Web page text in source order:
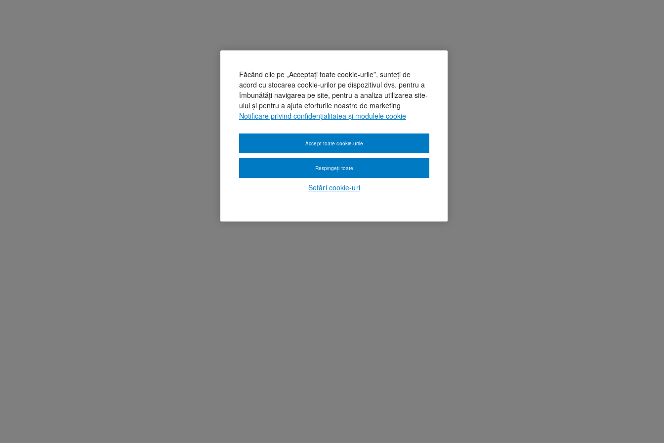
Făcând clic pe „Acceptați toate cookie-urile”, sunteți de
acord cu stocarea cookie-urilor pe dispozitivul dvs. pentru a
îmbunătăți navigarea pe site, pentru a analiza utilizarea site-
ului și pentru a ajuta eforturile noastre de marketing
Notificare privind confidențialitatea și modulele cookie
Setări cookie-uri
Respingeți toate
Accept toate cookie-urile